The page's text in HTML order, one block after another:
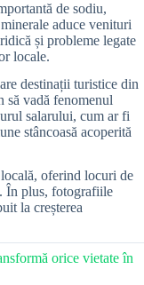
de sodiu,
aduce venituri
și probleme legate
locale.
destinații turistice din
să vadă fenomenul
salarului, cum ar fi
stâncoasă acoperită
oferind locuri de
În plus, fotografiile
la creșterea
orice vietate în